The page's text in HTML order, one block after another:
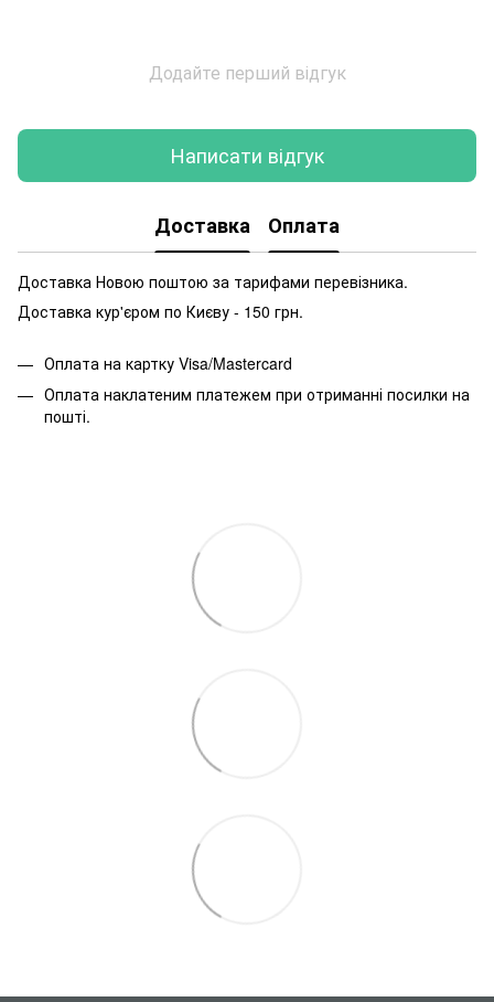
Додайте перший відгук
Написати відгук
Доставка Оплата
Доставка Новою поштою за тарифами перевізника.
Доставка кур'єром по Києву - 150 грн.
Оплата на картку Visa/Mastercard
Оплата наклатеним платежем при отриманні посилки на
пошті.